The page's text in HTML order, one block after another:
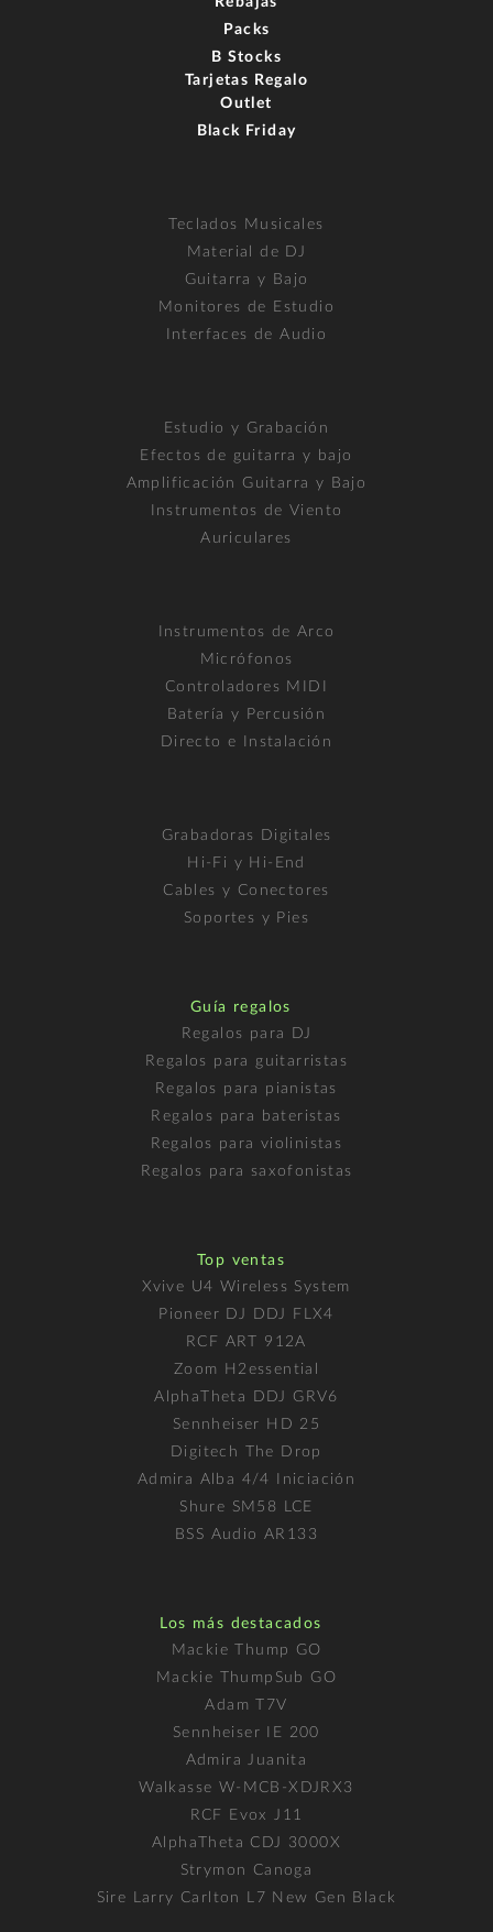
Packs
B Stocks
Tarjetas Regalo
Outlet
Black Friday
Teclados Musicales
Material de DJ
Guitarra y Bajo
Monitores de Estudio
Interfaces de Audio
Estudio y Grabación
Efectos de guitarra y bajo
Amplificación Guitarra y Bajo
Instrumentos de Viento
Auriculares
Instrumentos de Arco
Micrófonos
Controladores MIDI
Batería y Percusión
Directo e Instalación
Grabadoras Digitales
Hi-Fi y Hi-End
Cables y Conectores
Soportes y Pies
Guía regalos
Regalos para DJ
Regalos para guitarristas
Regalos para pianistas
Regalos para bateristas
Regalos para violinistas
Regalos para saxofonistas
Top ventas
Xvive U4 Wireless System
Pioneer DJ DDJ FLX4
RCF ART 912A
Zoom H2essential
AlphaTheta DDJ GRV6
Sennheiser HD 25
Digitech The Drop
Admira Alba 4/4 Iniciación
Shure SM58 LCE
BSS Audio AR133
Los más destacados
Mackie Thump GO
Mackie ThumpSub GO
Adam T7V
Sennheiser IE 200
Admira Juanita
Walkasse W-MCB-XDJRX3
RCF Evox J11
AlphaTheta CDJ 3000X
Strymon Canoga
Sire Larry Carlton L7 New Gen Black